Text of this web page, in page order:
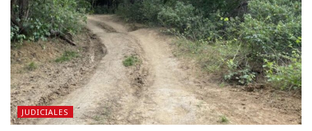
JUDICIALES